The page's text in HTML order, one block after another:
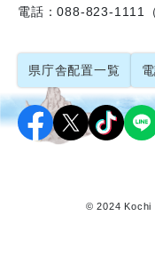
電話：088-823-1111
県庁舎配置一覧
© 2024 Kochi